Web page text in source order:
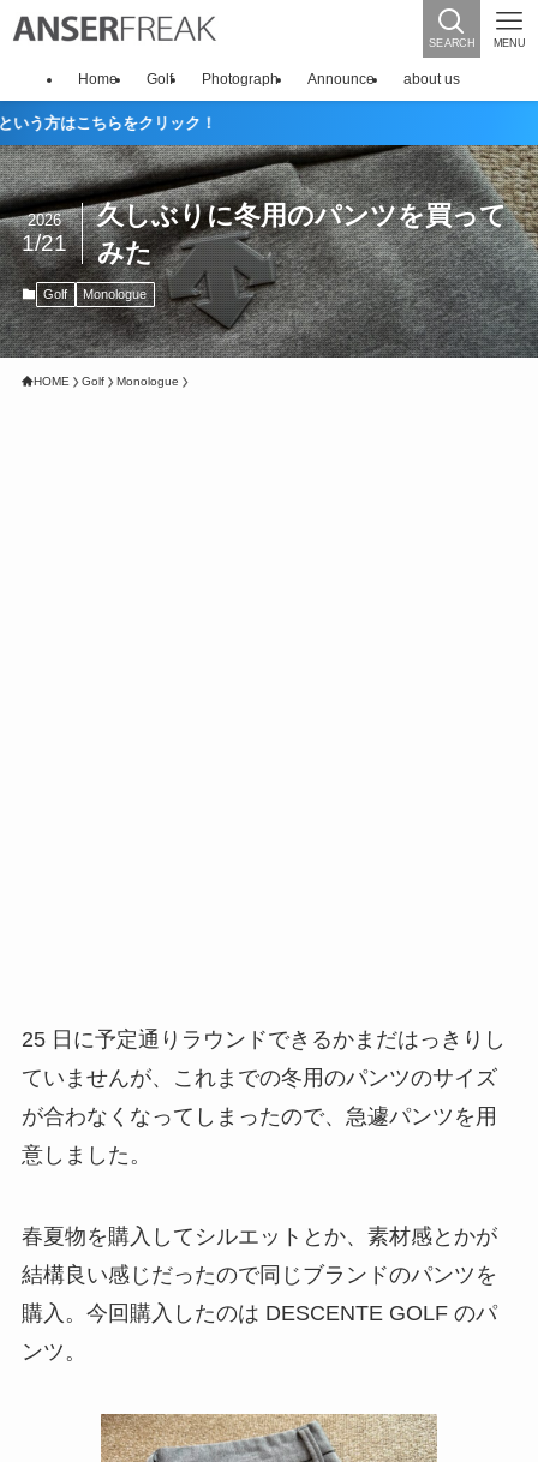
SEARCH MENU
Home Golf Photograph Announce about us
久しぶりに冬用のパンツを買って
みた
2026
1/21
Golf Monologue
HOME Golf Monologue
25 日に予定通りラウンドできるかまだはっきりし
ていませんが、これまでの冬用のパンツのサイズ
が合わなくなってしまったので、急遽パンツを用
意しました。
春夏物を購入してシルエットとか、素材感とかが
結構良い感じだったので同じブランドのパンツを
購入。今回購入したのは DESCENTE GOLF のパ
ンツ。